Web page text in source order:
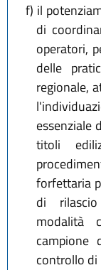
f) il
di
operatori,
delle
regionale,
essenziale
titoli
forfettaria
di
modalità
campione
controllo di